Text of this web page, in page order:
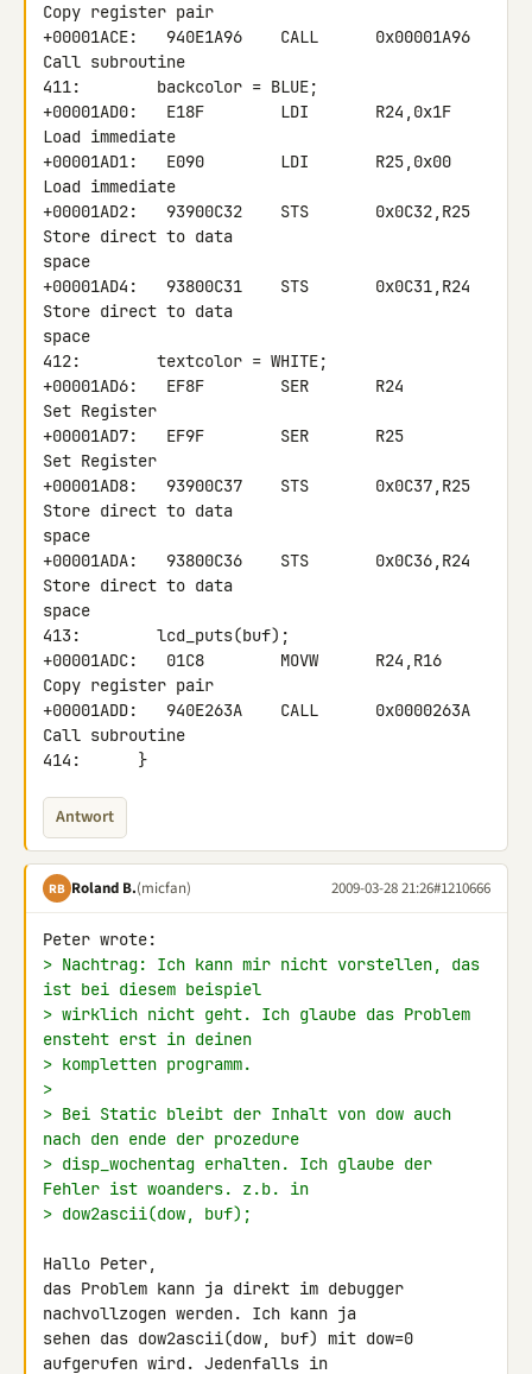
Copy register pair
+00001ACE:   940E1A96    CALL      0x00001A96
Call subroutine
411:        backcolor = BLUE;
+00001AD0:   E18F        LDI       R24,0x1F
Load immediate
+00001AD1:   E090        LDI       R25,0x00
Load immediate
+00001AD2:   93900C32    STS       0x0C32,R25
Store direct to data
space
+00001AD4:   93800C31    STS       0x0C31,R24
Store direct to data
space
412:        textcolor = WHITE;
+00001AD6:   EF8F        SER       R24
Set Register
+00001AD7:   EF9F        SER       R25
Set Register
+00001AD8:   93900C37    STS       0x0C37,R25
Store direct to data
space
+00001ADA:   93800C36    STS       0x0C36,R24
Store direct to data
space
413:        lcd_puts(buf);
+00001ADC:   01C8        MOVW      R24,R16
Copy register pair
+00001ADD:   940E263A    CALL      0x0000263A
Call subroutine
414:      }
Antwort
RB Roland B.(micfan) 2009-03-28 21:26#1210666
> Nachtrag: Ich kann mir nicht vorstellen, das
ist bei diesem beispiel
> wirklich nicht geht. Ich glaube das Problem
ensteht erst in deinen
> kompletten programm.
>
> Bei Static bleibt der Inhalt von dow auch
nach den ende der prozedure
> disp_wochentag erhalten. Ich glaube der
Fehler ist woanders. z.b. in
> dow2ascii(dow, buf);
Hallo Peter,
das Problem kann ja direkt im debugger
nachvollzogen werden. Ich kann ja
sehen das dow2ascii(dow, buf) mit dow=0
aufgerufen wird. Jedenfalls in